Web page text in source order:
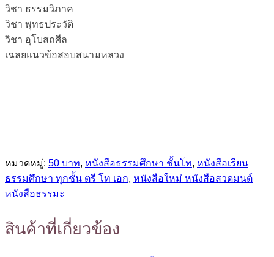
วิชา ธรรมวิภาค
วิชา พุทธประวัติ
วิชา อุโบสถศีล
เฉลยแนวข้อสอบสนามหลวง
หมวดหมู่: 50 บาท, หนังสือธรรมศึกษา ชั้นโท, หนังสือเรียน
ธรรมศึกษา ทุกชั้น ตรี โท เอก, หนังสือใหม่ หนังสือสวดมนต์
หนังสือธรรมะ
สินค้าที่เกี่ยวข้อง